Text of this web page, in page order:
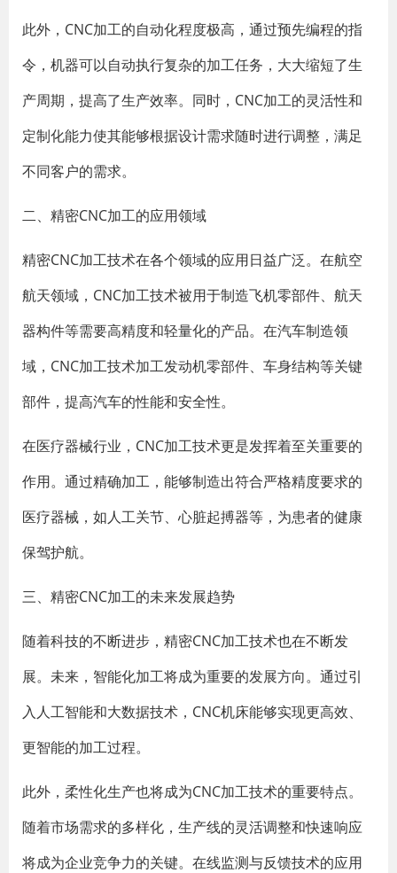
此外，CNC加工的自动化程度极高，通过预先编程的指
令，机器可以自动执行复杂的加工任务，大大缩短了生
产周期，提高了生产效率。同时，CNC加工的灵活性和
定制化能力使其能够根据设计需求随时进行调整，满足
不同客户的需求。
二、精密CNC加工的应用领域
精密CNC加工技术在各个领域的应用日益广泛。在航空
航天领域，CNC加工技术被用于制造飞机零部件、航天
器构件等需要高精度和轻量化的产品。在汽车制造领
域，CNC加工技术加工发动机零部件、车身结构等关键
部件，提高汽车的性能和安全性。
在医疗器械行业，CNC加工技术更是发挥着至关重要的
作用。通过精确加工，能够制造出符合严格精度要求的
医疗器械，如人工关节、心脏起搏器等，为患者的健康
保驾护航。
三、精密CNC加工的未来发展趋势
随着科技的不断进步，精密CNC加工技术也在不断发
展。未来，智能化加工将成为重要的发展方向。通过引
入人工智能和大数据技术，CNC机床能够实现更高效、
更智能的加工过程。
此外，柔性化生产也将成为CNC加工技术的重要特点。
随着市场需求的多样化，生产线的灵活调整和快速响应
将成为企业竞争力的关键。在线监测与反馈技术的应用